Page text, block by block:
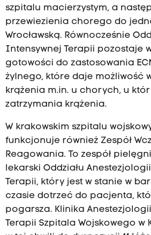
szpitalu macierzystym, a
przewiezienia chorego do
Wrocławską. Równocześnie
Intensywnej Terapii pozostaje
gotowości do zastosowania
żylnego, które daje możliwość
krążenia m.in. u chorych, u
zatrzymania krążenia.
W krakowskim szpitalu
funkcjonuje również Zespół
Reagowania. To zespół
lekarski Oddziału
Terapii, który jest w stanie w
czasie dotrzeć do pacjenta,
pogarsza. Klinika
Terapii Szpitala Wojskowego w